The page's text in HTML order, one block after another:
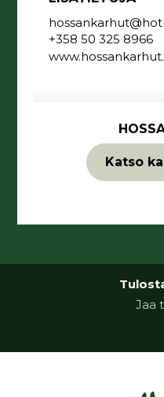
+358 50 325 8966
Katso
Jaa